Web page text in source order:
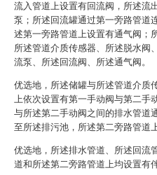
流入管道上设置有回流阀，所述流
泵；所述回流罐通过第一旁路管道
述第一旁路管道上设置有通气阀；
所述管道介质传感器、所述脱水阀
流泵、所述回流阀、所述通气阀。
优选地，所述储罐与所述管道介质
上依次设置有第一手动阀与第二手
与所述第二手动阀之间的排水管道
至所述排污池，所述第二旁路管道
优选地，所述排水管道、所述回流
道和所述第二旁路管道上均设置有